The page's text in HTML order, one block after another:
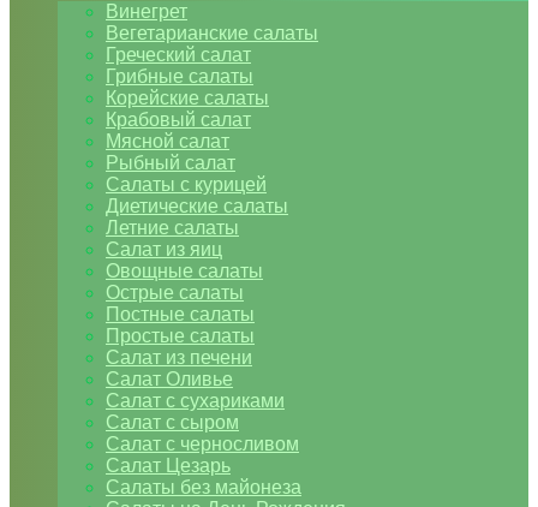
Винегрет
Вегетарианские салаты
Греческий салат
Грибные салаты
Корейские салаты
Крабовый салат
Мясной салат
Рыбный салат
Салаты с курицей
Диетические салаты
Летние салаты
Салат из яиц
Овощные салаты
Острые салаты
Постные салаты
Простые салаты
Салат из печени
Салат Оливье
Салат с сухариками
Салат с сыром
Салат с черносливом
Салат Цезарь
Салаты без майонеза